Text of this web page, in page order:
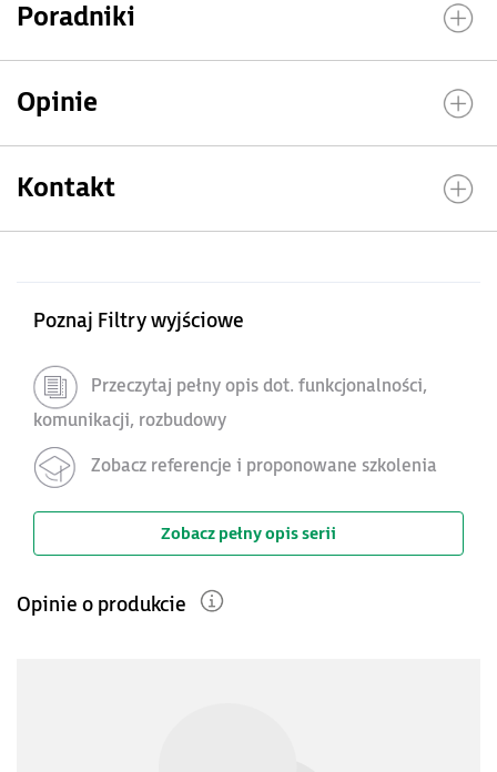
Poradniki
Opinie
Kontakt
Poznaj Filtry wyjściowe
Przeczytaj pełny opis dot. funkcjonalności,
komunikacji, rozbudowy
Zobacz referencje i proponowane szkolenia
Zobacz pełny opis serii
Opinie o produkcie